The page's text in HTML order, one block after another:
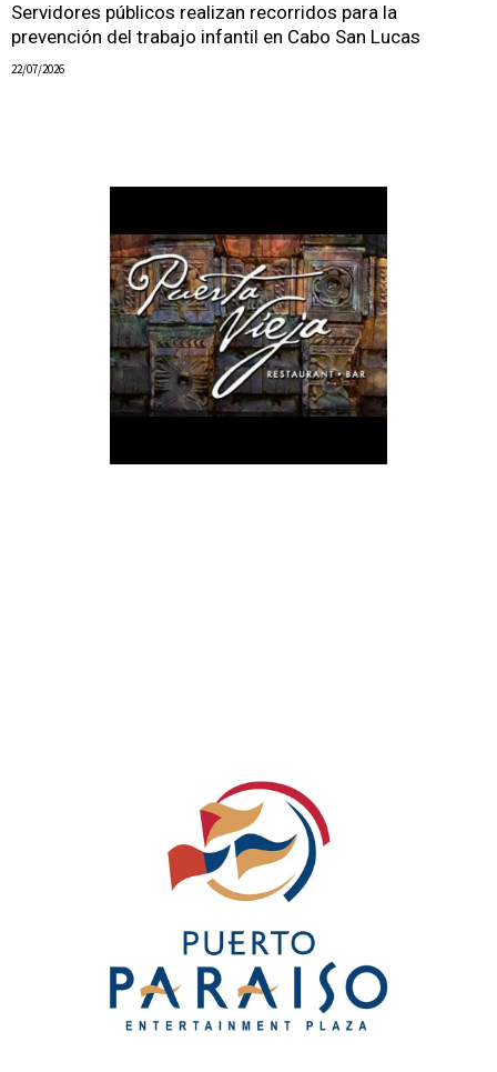
Servidores públicos realizan recorridos para la
prevención del trabajo infantil en Cabo San Lucas
22/07/2026